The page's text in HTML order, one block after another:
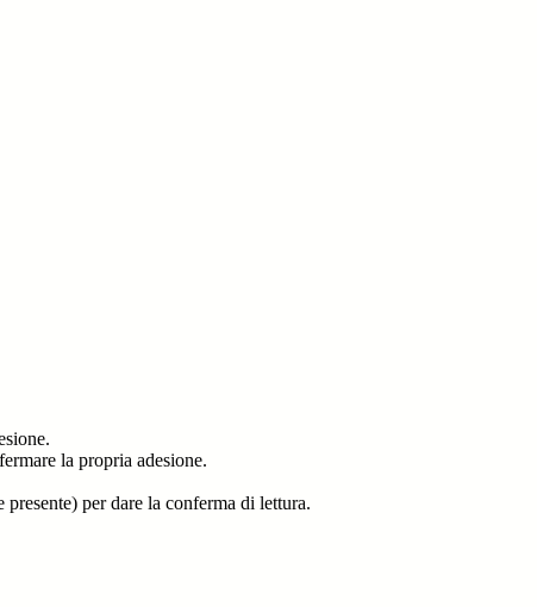
la propria adesione.
per dare la conferma di lettura.